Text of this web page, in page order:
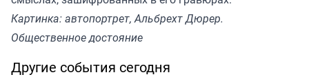
Картинка: автопортрет, Альбрехт Дюрер.
Общественное достояние
Другие события сегодня